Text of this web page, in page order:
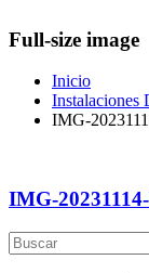
Full-size image
Inicio
Instalaciones
IMG-
IMG-